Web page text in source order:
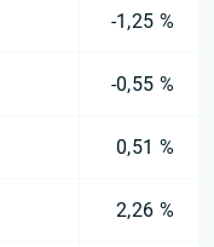
-1,25 %
-0,55 %
0,51 %
2,26 %